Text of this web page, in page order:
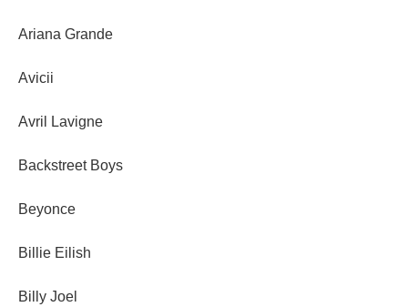
Ariana Grande
Avicii
Avril Lavigne
Backstreet Boys
Beyonce
Billie Eilish
Billy Joel